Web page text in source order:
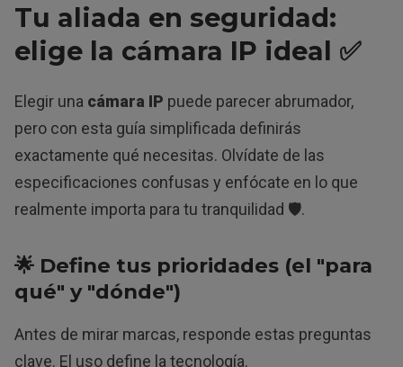
Tu aliada en seguridad:
elige la cámara IP ideal ✅
Elegir una cámara IP puede parecer abrumador,
pero con esta guía simplificada definirás
exactamente qué necesitas. Olvídate de las
especificaciones confusas y enfócate en lo que
realmente importa para tu tranquilidad 🛡️.
🌟 Define tus prioridades (el "para
qué" y "dónde")
Antes de mirar marcas, responde estas preguntas
clave. El uso define la tecnología.